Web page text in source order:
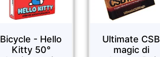
Bicycle - Hello
Kitty 50°
Ultimate CSB
magic di